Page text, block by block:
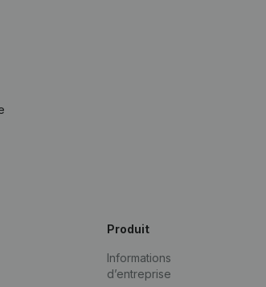
Produit
Informations
d’entreprise